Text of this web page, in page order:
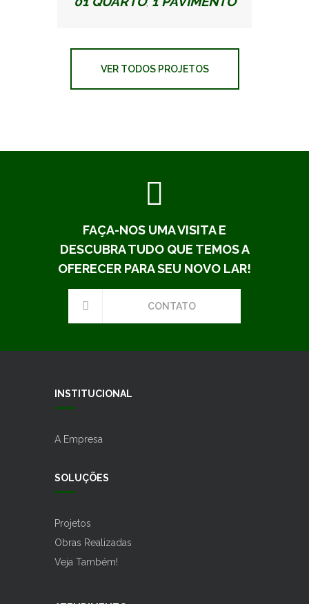
VER TODOS PROJETOS
FAÇA-NOS UMA VISITA E
DESCUBRA TUDO QUE TEMOS A
OFERECER PARA SEU NOVO LAR!
CONTATO
INSTITUCIONAL
A Empresa
SOLUÇÕES
Projetos
Obras Realizadas
Veja Também!